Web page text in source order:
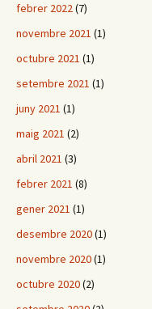
febrer 2022(7)
novembre 2021 (1)
octubre 2021 (1)
setembre 2021 (1)
juny 2021 (1)
maig 2021 (2)
abril 2021 (3)
febrer 2021 (8)
gener 2021 (1)
desembre 2020(1)
novembre 2020(1)
octubre 2020(2)